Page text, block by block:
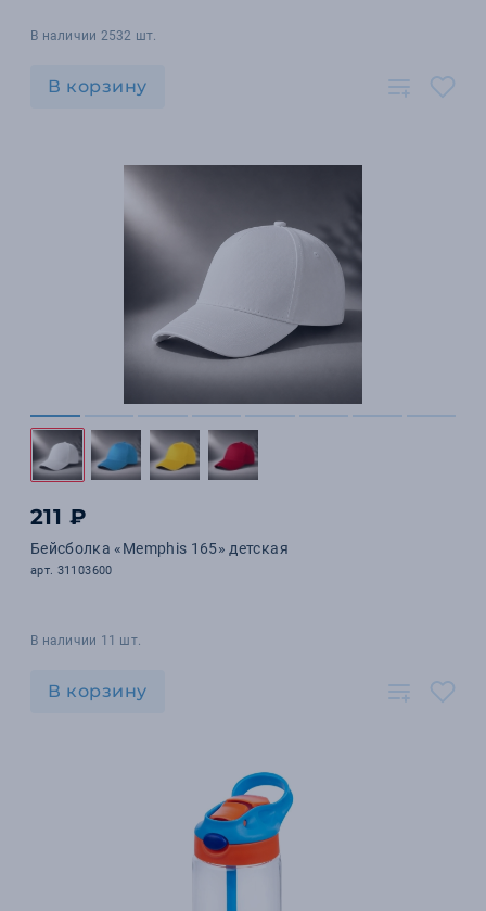
В наличии 2532 шт.
В корзину
211 ₽
Бейсболка «Memphis 165» детская
арт. 31103600
В наличии 11 шт.
В корзину